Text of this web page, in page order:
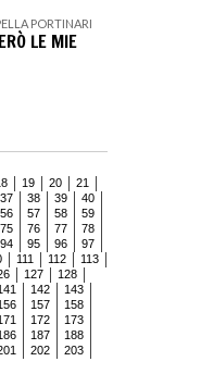
PORTINARI
LE MIE
19 20
21
37 38 39
40
56 57 58
59
75 76 77
78
94 95 96
97
111 112
113
127
128
142
143
157
158
172
173
187
188
202
203